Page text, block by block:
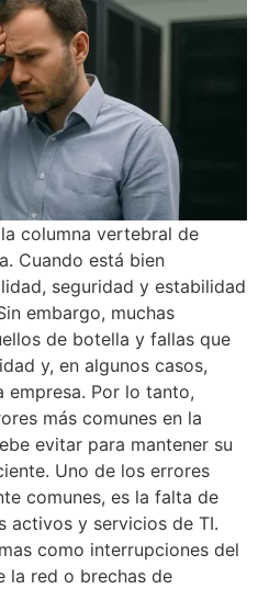
columna vertebral de
Cuando está bien
seguridad y estabilidad
embargo, muchas
de botella y fallas que
y, en algunos casos,
empresa. Por lo tanto,
más comunes en la
evitar para mantener su
Uno de los errores
comunes, es la falta de
activos y servicios de TI.
como interrupciones del
la red o brechas de